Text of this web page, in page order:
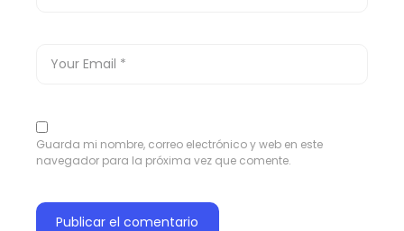
Guarda mi nombre, correo electrónico y web en este
navegador para la próxima vez que comente.